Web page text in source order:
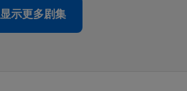
显示更多剧集